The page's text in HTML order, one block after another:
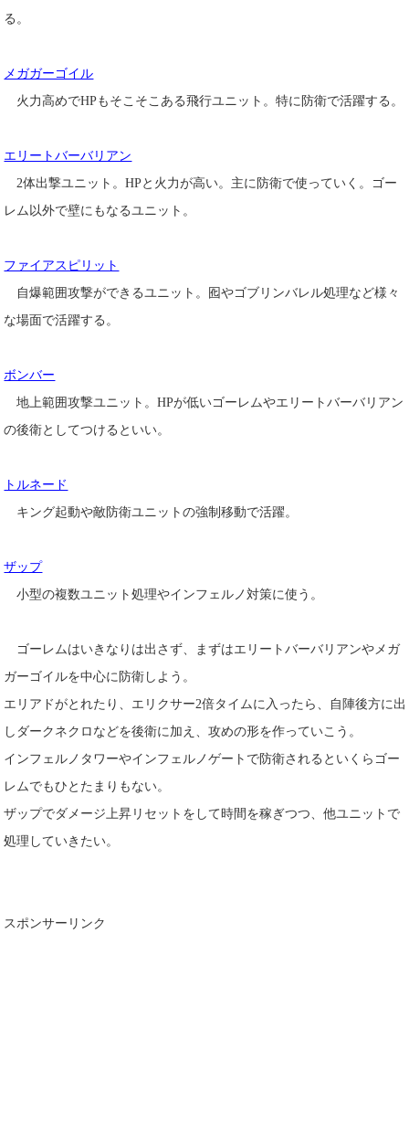
る。
メガガーゴイル
火力高めでHPもそこそこある飛行ユニット。特に防衛で活躍する。
エリートバーバリアン
2体出撃ユニット。HPと火力が高い。主に防衛で使っていく。ゴー
レム以外で壁にもなるユニット。
ファイアスピリット
自爆範囲攻撃ができるユニット。囮やゴブリンバレル処理など様々
な場面で活躍する。
ボンバー
地上範囲攻撃ユニット。HPが低いゴーレムやエリートバーバリアン
の後衛としてつけるといい。
トルネード
キング起動や敵防衛ユニットの強制移動で活躍。
ザップ
小型の複数ユニット処理やインフェルノ対策に使う。
ゴーレムはいきなりは出さず、まずはエリートバーバリアンやメガ
ガーゴイルを中心に防衛しよう。
エリアドがとれたり、エリクサー2倍タイムに入ったら、自陣後方に出
しダークネクロなどを後衛に加え、攻めの形を作っていこう。
インフェルノタワーやインフェルノゲートで防衛されるといくらゴー
レムでもひとたまりもない。
ザップでダメージ上昇リセットをして時間を稼ぎつつ、他ユニットで
処理していきたい。
スポンサーリンク